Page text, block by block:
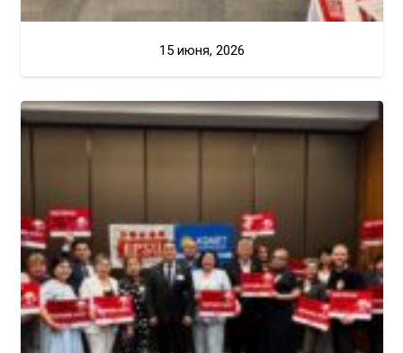
15 июня, 2026